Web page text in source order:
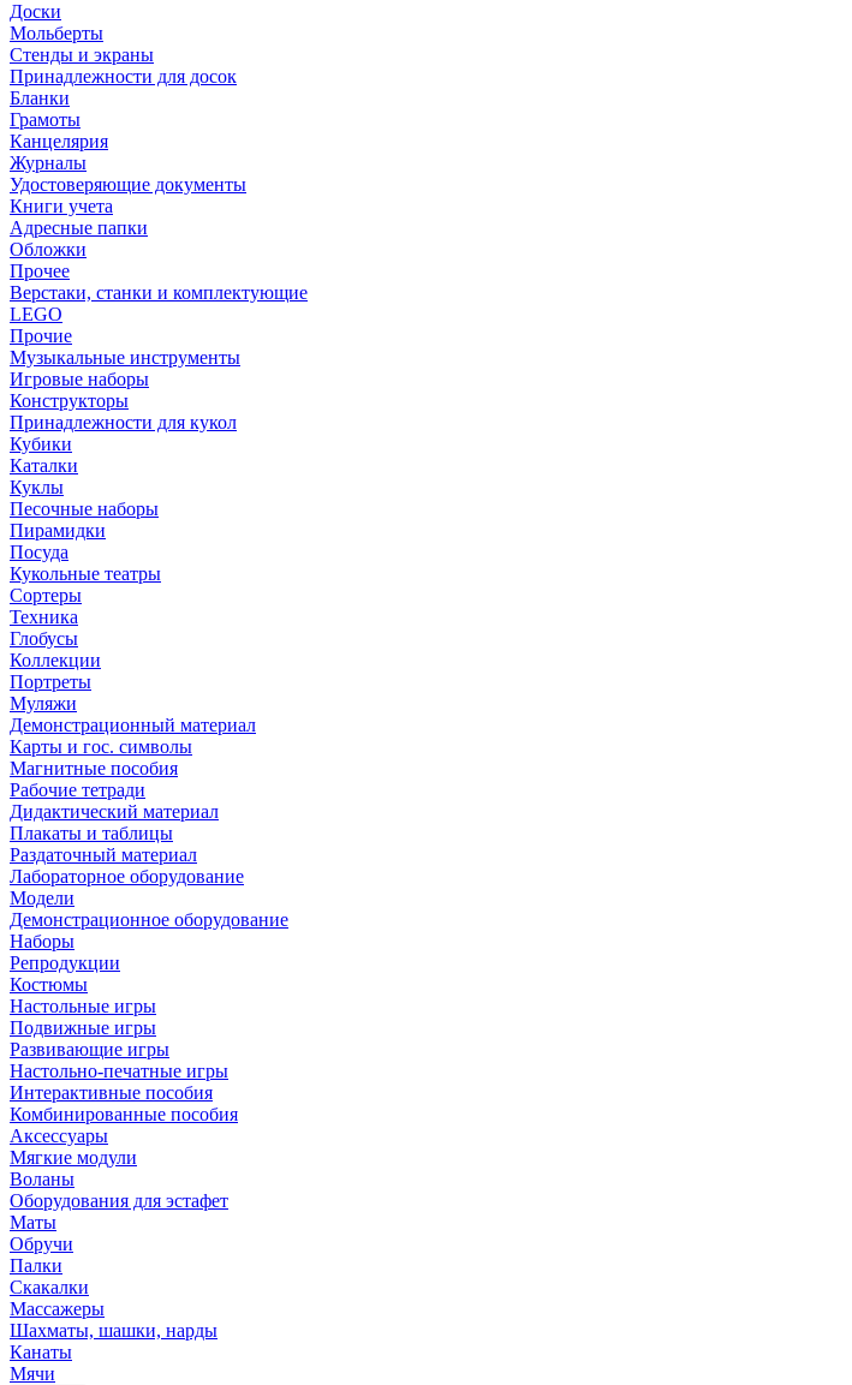
Доски
Мольберты
Стенды и экраны
Принадлежности для досок
Бланки
Грамоты
Канцелярия
Журналы
Удостоверяющие документы
Книги учета
Адресные папки
Обложки
Прочее
Верстаки, станки и комплектующие
LEGO
Прочие
Музыкальные инструменты
Игровые наборы
Конструкторы
Принадлежности для кукол
Кубики
Каталки
Куклы
Песочные наборы
Пирамидки
Посуда
Кукольные театры
Сортеры
Техника
Глобусы
Коллекции
Портреты
Муляжи
Демонстрационный материал
Карты и гос. символы
Магнитные пособия
Рабочие тетради
Дидактический материал
Плакаты и таблицы
Раздаточный материал
Лабораторное оборудование
Модели
Демонстрационное оборудование
Наборы
Репродукции
Костюмы
Настольные игры
Подвижные игры
Развивающие игры
Настольно-печатные игры
Интерактивные пособия
Комбинированные пособия
Аксессуары
Мягкие модули
Воланы
Оборудования для эстафет
Маты
Обручи
Палки
Скакалки
Массажеры
Шахматы, шашки, нарды
Канаты
Мячи